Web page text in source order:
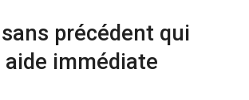
précédent qui
immédiate